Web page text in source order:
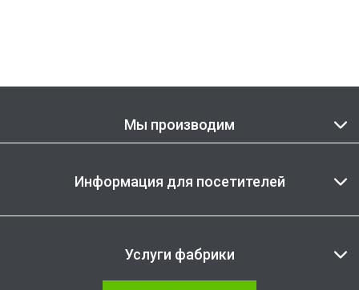
Мы производим
Информация для посетителей
Услуги фабрики